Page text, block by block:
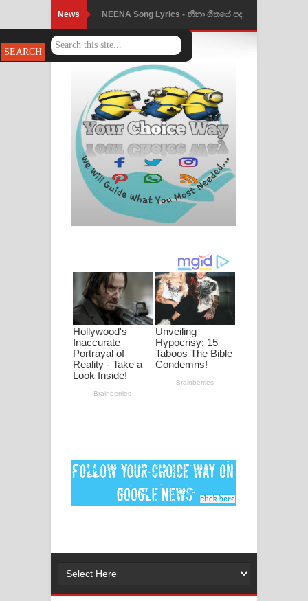
News NEENA Song Lyrics - නීනා ගීතයේ පද
පෙළ
Ahimi Wimai Himi Song Lyrics - අහිමි
විමයි හිමි ගීතයේ පද පෙළ
Mathaka Parana Song Lyrics - මතක
පාරනා ගීතයේ පද පෙළ
Nimnadhen Song Lyrics - නිම්නාදෙන්
ගීතයේ පද පෙළ
ඔබමයි මගේ ආදරේ ගීතයේ පද පෙළ
Pansal Gihin Song Lyrics - පන්සල් ගිහිං
ගීතයේ පද පෙළ
Ankeliya Song Lyrics - අංකෙළිය ගීතයේ
පද පෙළ
MANAMALA KATHA Song Lyrics -
මනමාල කතා ගීතයේ පද පෙළ